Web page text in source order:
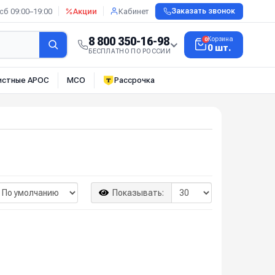
09:00–19:00 Акции Кабинет Заказать звонок
8 800 350-16-98
БЕСПЛАТНО ПО РОССИИ
0Корзина
0 шт.
АРОС МСО Рассрочка
Показывать: